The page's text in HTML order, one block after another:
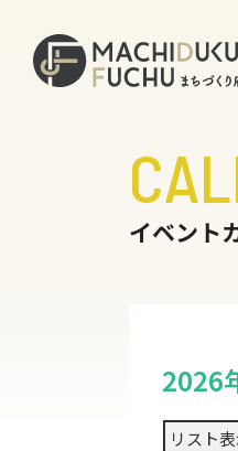
イベント
2026
リスト